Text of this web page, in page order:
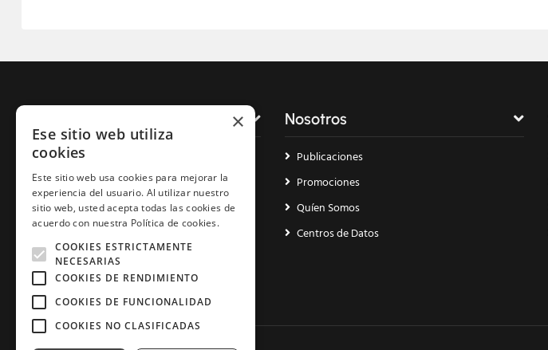
Dominios
Hosting cPanel
Hosting WordPress
Radio Streaming
Reseller Streaming
Nosotros
Publicaciones
Promociones
Quíen Somos
Centros de Datos
×
Ese sitio web utiliza
cookies
Este sitio web usa cookies para mejorar la
experiencia del usuario. Al utilizar nuestro
sitio web, usted acepta todas las cookies de
acuerdo con nuestra Política de cookies.
COOKIES ESTRICTAMENTE
NECESARIAS
COOKIES DE RENDIMIENTO
COOKIES DE FUNCIONALIDAD
COOKIES NO CLASIFICADAS